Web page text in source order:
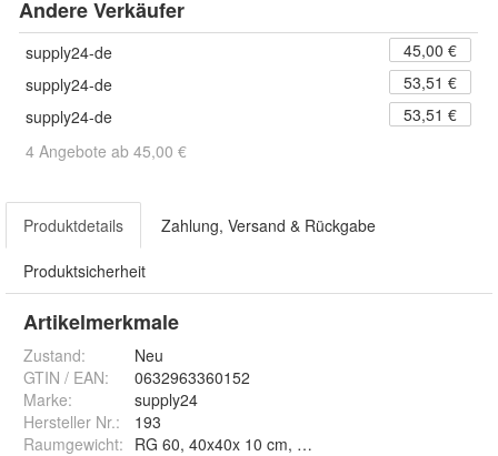
Andere Verkäufer
supply24-de
45,00 €
supply24-de
53,51 €
supply24-de
53,51 €
4 Angebote ab 45,00 €
Produktdetails Zahlung, Versand & Rückgabe
Produktsicherheit
Artikelmerkmale
Zustand:
Neu
GTIN / EAN:
0632963360152
Marke:
supply24
Hersteller Nr.:
193
Raumgewicht: RG 60, 40x40x 10 cm, ohne Bezug, RG 85,